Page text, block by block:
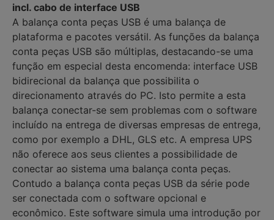
incl. cabo de interface USB
A balança conta peças USB é uma balança de
plataforma e pacotes versátil. As funções da balança
conta peças USB são múltiplas, destacando-se uma
função em especial desta encomenda: interface USB
bidirecional da balança que possibilita o
direcionamento através do PC. Isto permite a esta
balança conectar-se sem problemas com o software
incluído na entrega de diversas empresas de entrega,
como por exemplo a DHL, GLS etc. A empresa UPS
não oferece aos seus clientes a possibilidade de
conectar ao sistema uma balança conta peças.
Contudo a balança conta peças USB da série pode
ser conectada com o software opcional e
econômico. Este software simula uma introdução por